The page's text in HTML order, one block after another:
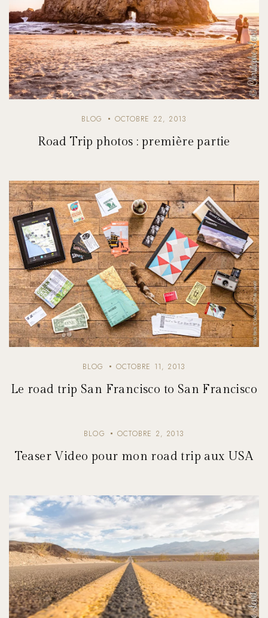
BLOG OCTOBRE 22, 2013
Road Trip photos : première partie
BLOG OCTOBRE 11, 2013
Le road trip San Francisco to San Francisco
BLOG OCTOBRE 2, 2013
Teaser Video pour mon road trip aux USA